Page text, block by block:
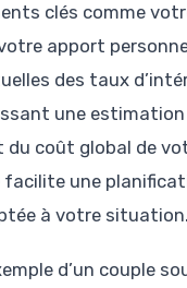
clés comme
apport
des taux
une
du coût global de
facilite une
à votre situation.
d’un couple